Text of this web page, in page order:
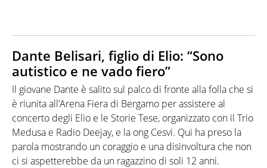
Dante Belisari, figlio di Elio: “Sono
autistico e ne vado fiero”
Il giovane Dante è salito sul palco di fronte alla folla che si
è riunita all’Arena Fiera di Bergamo per assistere al
concerto degli Elio e le Storie Tese, organizzato con il Trio
Medusa e Radio Deejay, e la ong Cesvi. Qui ha preso la
parola mostrando un coraggio e una disinvoltura che non
ci si aspetterebbe da un ragazzino di soli 12 anni.